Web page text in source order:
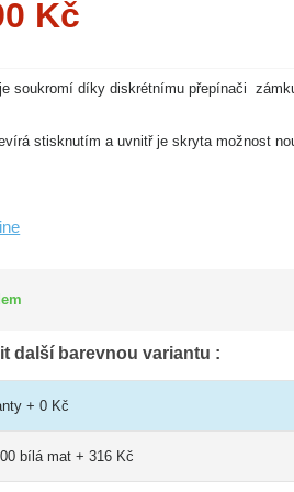
Kč
soukromí díky diskrétnímu přepínači
stisknutím a uvnitř je skryta možnost
další barevnou variantu :
+ 0 Kč
bílá mat + 316 Kč